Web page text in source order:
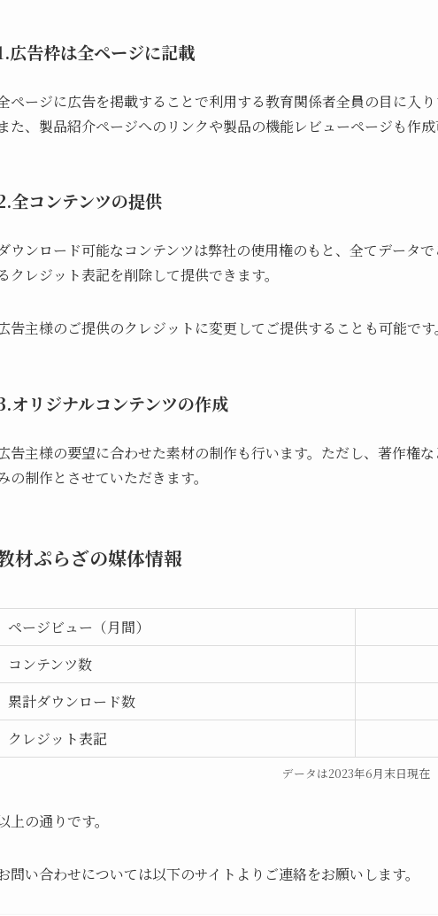
広告枠は全ページに記載
ページに広告を掲載することで利用する教育関係者全員の目に入り
た、製品紹介ページへのリンクや製品の機能レビューページも作成
全コンテンツの提供
ウンロード可能なコンテンツは弊社の使用権のもと、全てデータ
クレジット表記を削除して提供できます。
告主様のご提供のクレジットに変更してご提供することも可能です。
オリジナルコンテンツの作成
告主様の要望に合わせた素材の制作も行います。ただし、著作権
の制作とさせていただきます。
材ぷらざの媒体情報
ページビュー（月間）
コンテンツ数
累計ダウンロード数
クレジット表記
データは2023年6月末日現在
上の通りです。
問い合わせについては以下のサイトよりご連絡をお願いします。